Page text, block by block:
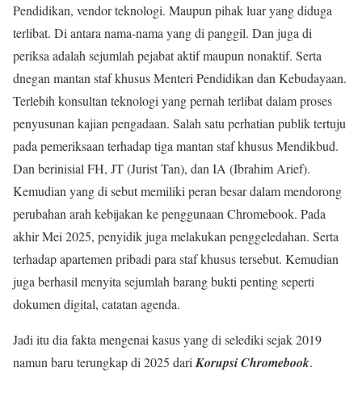
Pendidikan, vendor teknologi. Maupun pihak luar yang diduga
terlibat. Di antara nama-nama yang di panggil. Dan juga di
periksa adalah sejumlah pejabat aktif maupun nonaktif. Serta
dnegan mantan staf khusus Menteri Pendidikan dan Kebudayaan.
Terlebih konsultan teknologi yang pernah terlibat dalam proses
penyusunan kajian pengadaan. Salah satu perhatian publik tertuju
pada pemeriksaan terhadap tiga mantan staf khusus Mendikbud.
Dan berinisial FH, JT (Jurist Tan), dan IA (Ibrahim Arief).
Kemudian yang di sebut memiliki peran besar dalam mendorong
perubahan arah kebijakan ke penggunaan Chromebook. Pada
akhir Mei 2025, penyidik juga melakukan penggeledahan. Serta
terhadap apartemen pribadi para staf khusus tersebut. Kemudian
juga berhasil menyita sejumlah barang bukti penting seperti
dokumen digital, catatan agenda.
Jadi itu dia fakta mengenai kasus yang di selediki sejak 2019
namun baru terungkap di 2025 dari Korupsi Chromebook.